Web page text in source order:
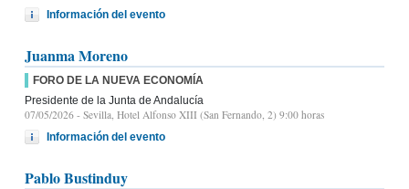
Información del evento
Juanma Moreno
FORO DE LA NUEVA ECONOMÍA
Presidente de la Junta de Andalucía
07/05/2026 - Sevilla, Hotel Alfonso XIII (San Fernando, 2) 9:00 horas
Información del evento
Pablo Bustinduy